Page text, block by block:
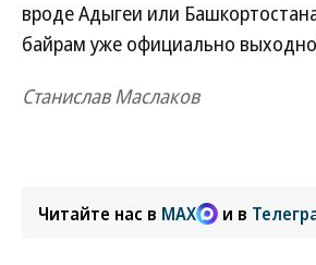
вроде Адыгеи или
байрам уже официально
Станислав Маслаков
Читайте нас в MAX и в